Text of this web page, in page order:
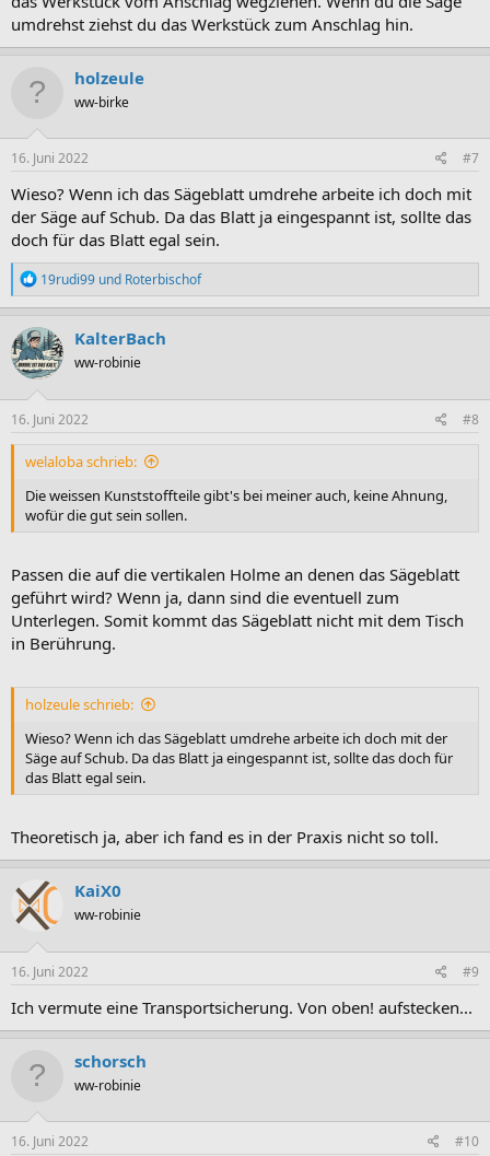
umdrehst ziehst du das Werkstück zum Anschlag hin.
holzeule
ww-birke
16. Juni 2022 #7
Wieso? Wenn ich das Sägeblatt umdrehe arbeite ich doch mit
der Säge auf Schub. Da das Blatt ja eingespannt ist, sollte das
doch für das Blatt egal sein.
R
e
a
k
t
i
o
n
e
19rudi99 und Roterbischof
KalterBach
ww-robinie
16. Juni 2022 #8
welaloba schrieb:
Die weissen Kunststoffteile gibt's bei meiner auch, keine Ahnung,
wofür die gut sein sollen.
Passen die auf die vertikalen Holme an denen das Sägeblatt
geführt wird? Wenn ja, dann sind die eventuell zum
Unterlegen. Somit kommt das Sägeblatt nicht mit dem Tisch
in Berührung.
holzeule schrieb:
Wieso? Wenn ich das Sägeblatt umdrehe arbeite ich doch mit der
Säge auf Schub. Da das Blatt ja eingespannt ist, sollte das doch für
das Blatt egal sein.
Theoretisch ja, aber ich fand es in der Praxis nicht so toll.
KaiX0
ww-robinie
16. Juni 2022 #9
Ich vermute eine Transportsicherung. Von oben! aufstecken...
schorsch
ww-robinie
16. Juni 2022 #10